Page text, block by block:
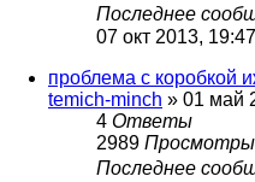
Последнее
07 окт 2013, 19:47
проблема с коробкой
temich-minch » 01 май
4 Ответы
2989 Просмотры
Последнее